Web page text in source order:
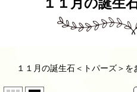
１１月の誕生
１１月の誕生石＜トパーズ＞を